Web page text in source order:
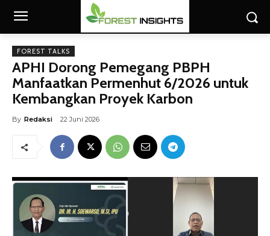
FOREST TALKS
APHI Dorong Pemegang PBPH
Manfaatkan Permenhut 6/2026 untuk
Kembangkan Proyek Karbon
By Redaksi 22 Juni 2026